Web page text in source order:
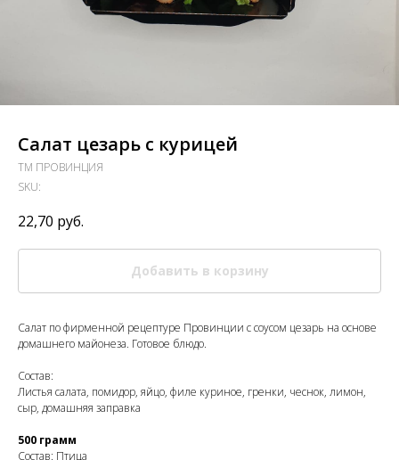
Салат цезарь с курицей
ТМ ПРОВИНЦИЯ
SKU:
22,70 руб.
Добавить в корзину
Салат по фирменной рецептуре Провинции с соусом цезарь на основе
домашнего майонеза. Готовое блюдо.
Состав:
Листья салата, помидор, яйцо, филе куриное, гренки, чеснок, лимон,
сыр, домашняя заправка
500 грамм
Состав: Птица